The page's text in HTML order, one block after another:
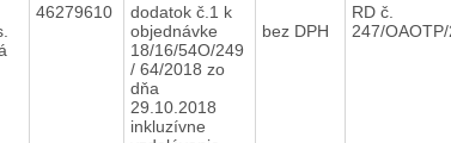
46279610
dodatok č.1 k
objednávke
18/16/54O/249
/ 64/2018 zo
dňa
29.10.2018
inkluzívne
bez DPH
RD č.
247/